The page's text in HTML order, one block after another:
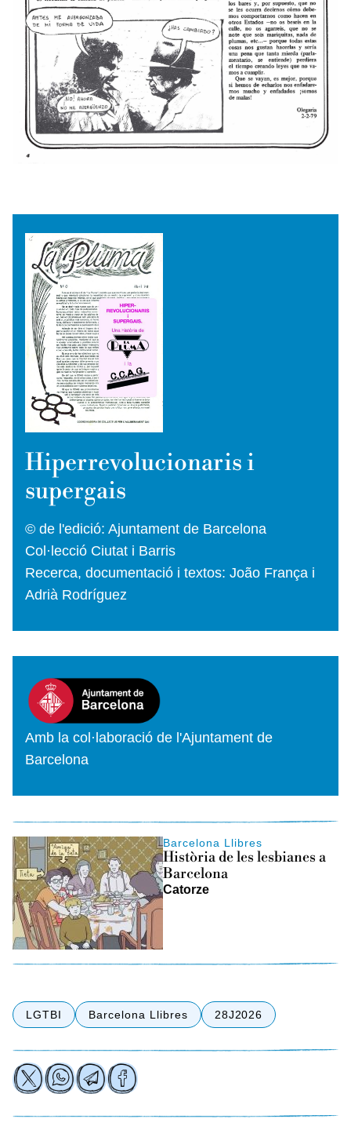
Hiperrevolucionaris i
supergais
© de l'edició: Ajuntament de Barcelona
Col·lecció Ciutat i Barris
Recerca, documentació i textos: João França i
Adrià Rodríguez
Amb la col·laboració de l'Ajuntament de
Barcelona
Barcelona Llibres
Història de les lesbianes a
Barcelona
Catorze
LGTBI Barcelona Llibres 28J2026